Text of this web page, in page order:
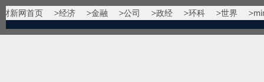
财新网首页 经济 金融 公司 政经 环科 世界